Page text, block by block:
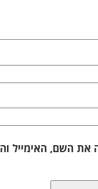
את השם, האימייל